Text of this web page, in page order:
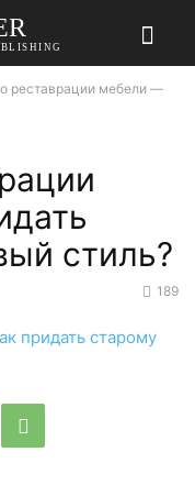
реставрации мебели —
стиль?
189